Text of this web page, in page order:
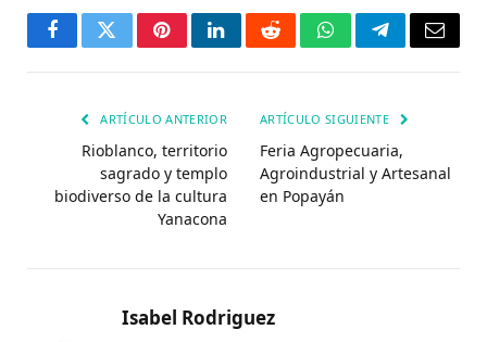
FacebookTwitterPinterestLinkedInRedditWhatsAppTelegramaCorreo
ARTÍCULO ANTERIOR
Rioblanco, territorio
sagrado y templo
biodiverso de la cultura
Yanacona
ARTÍCULO SIGUIENTE
Feria Agropecuaria,
Agroindustrial y Artesanal
en Popayán
Isabel Rodriguez